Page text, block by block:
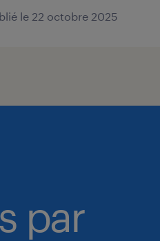
le 22 octobre 2025
par